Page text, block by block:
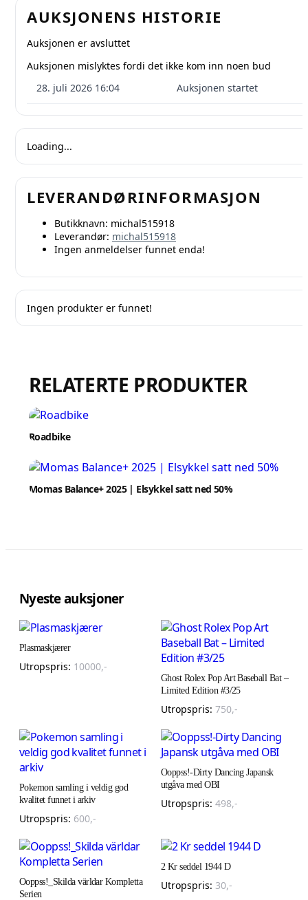
AUKSJONENS HISTORIE
Auksjonen er avsluttet
Auksjonen mislyktes fordi det ikke kom inn noen bud
28. juli 2026 16:04
Auksjonen startet
Loading...
LEVERANDØRINFORMASJON
Butikknavn: michal515918
Leverandør: michal515918
Ingen anmeldelser funnet enda!
Ingen produkter er funnet!
RELATERTE PRODUKTER
Roadbike
Momas Balance+ 2025 | Elsykkel satt ned 50%
Nyeste auksjoner
Plasmaskjærer
Utropspris: 10000,-
Ghost Rolex Pop Art Baseball Bat –
Limited Edition #3/25
Utropspris: 750,-
Pokemon samling i veldig god
kvalitet funnet i arkiv
Utropspris: 600,-
Ooppss!-Dirty Dancing Japansk
utgåva med OBI
Utropspris: 498,-
Ooppss!_Skilda världar Kompletta
Serien
2 Kr seddel 1944 D
Utropspris: 30,-